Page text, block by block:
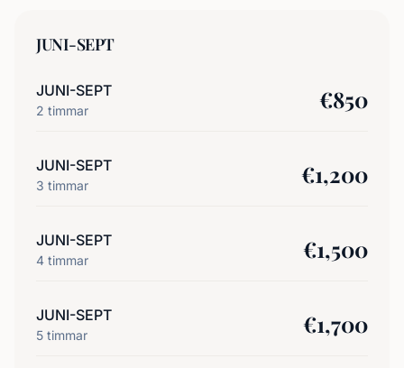
JUNI-SEPT
JUNI-SEPT
2 timmar €850
JUNI-SEPT
3 timmar €1,200
JUNI-SEPT
4 timmar €1,500
JUNI-SEPT
5 timmar €1,700